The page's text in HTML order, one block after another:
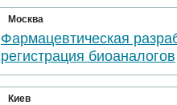
Москва
Фармацевтическая
регистрация биоаналогов
Киев